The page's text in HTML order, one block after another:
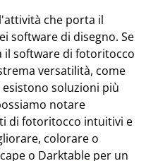
che porta il
software di disegno. Se
il software di fotoritocco
versatilità, come
soluzioni più
notare
di fotoritocco intuitivi e
colorare o
o Darktable per un